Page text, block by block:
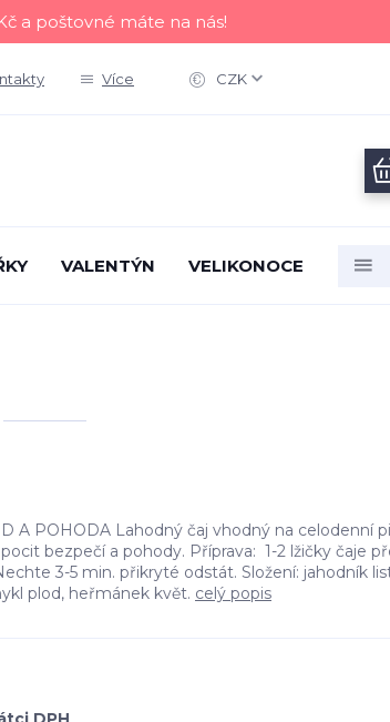
a poštovné máte na nás!
Více CZK
VALENTÝN VELIKONOCE
A POHODA Lahodný čaj vhodný na celodenní
bezpečí a pohody. Příprava: 1-2 lžičky čaje
3-5 min. přikryté odstát. Složení: jahodník
plod, heřmánek květ. celý popis